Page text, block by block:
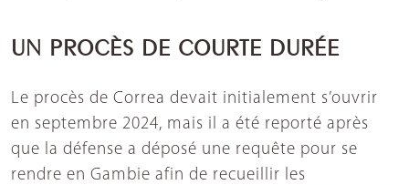
UN PROCÈS DE COURTE DURÉE
Le procès de Correa devait initialement s’ouvrir
en septembre 2024, mais il a été reporté après
que la défense a déposé une requête pour se
rendre en Gambie afin de recueillir les